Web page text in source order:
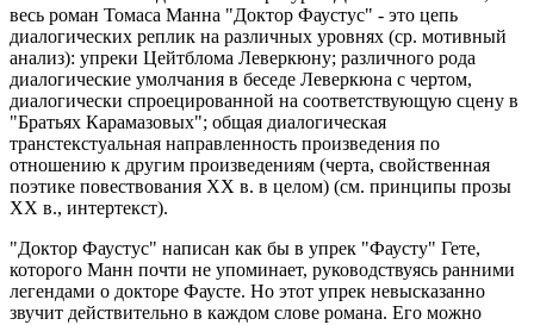
весь роман Томаса Манна "Доктор Фаустус" - это цепь
диалогических реплик на различных уровнях (ср. мотивный
анализ): упреки Цейтблома Леверкюну; различного рода
диалогические умолчания в беседе Леверкюна с чертом,
диалогически спроецированной на соответствующую сцену в
"Братьях Карамазовых"; общая диалогическая
транстекстуальная направленность произведения по
отношению к другим произведениям (черта, свойственная
поэтике повествования ХХ в. в целом) (см. принципы прозы
ХХ в., интертекст).
"Доктор Фаустус" написан как бы в упрек "Фаусту" Гете,
которого Манн почти не упоминает, руководствуясь ранними
легендами о докторе Фаусте. Но этот упрек невысказанно
звучит действительно в каждом слове романа. Его можно